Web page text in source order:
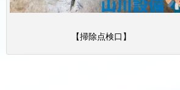
【掃除点検口】